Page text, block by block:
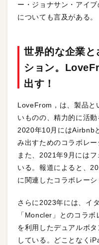
ー・ジョナサン・アイ
についても言及がある。
世界的な企業と
ション。
出す！
LoveFrom，は、製品と
いものの、精力的に活
2020年10月にはAirbnb
み出すためのコラボレー
また、2021年9月には
いる。報道によると、
に関連したコラボレーシ
さらに2023年には、イ
「Moncler」とのコラ
を利用したデュアルボ
している。どことなく